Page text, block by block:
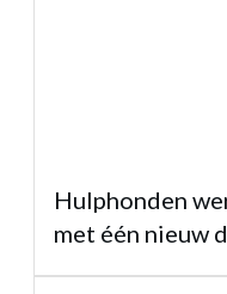
Hulphonden
met één nieuw